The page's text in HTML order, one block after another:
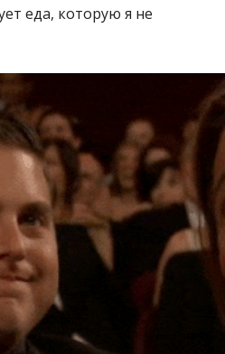
еда, которую я не